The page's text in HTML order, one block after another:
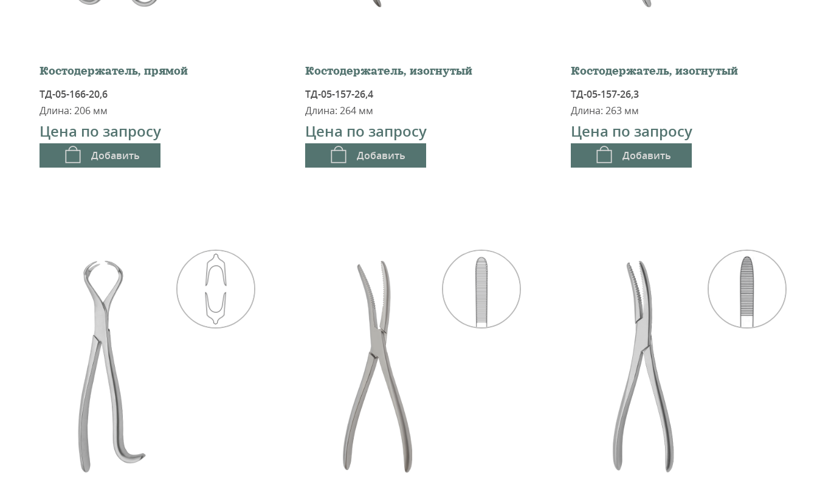
Костодержатель, прямой
ТД-05-166-20,6
Длина: 206 мм
Цена по запросу
Добавить
Костодержатель, изогнутый
ТД-05-157-26,4
Длина: 264 мм
Цена по запросу
Добавить
Костодержатель, изогнутый
ТД-05-157-26,3
Длина: 263 мм
Цена по запросу
Добавить